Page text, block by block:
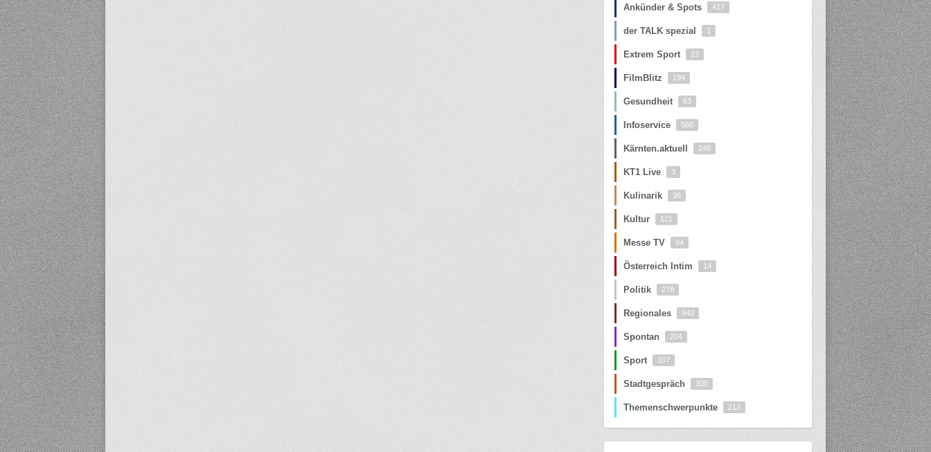
Ankünder & Spots 417
der TALK spezial 1
Extrem Sport 22
FilmBlitz 194
Gesundheit 63
Infoservice 560
Kärnten.aktuell 245
KT1 Live 3
Kulinarik 36
Kultur 121
Messe TV 94
Österreich Intim 14
Politik 278
Regionales 940
Spontan 204
Sport 107
Stadtgespräch 300
Themenschwerpunkte 212